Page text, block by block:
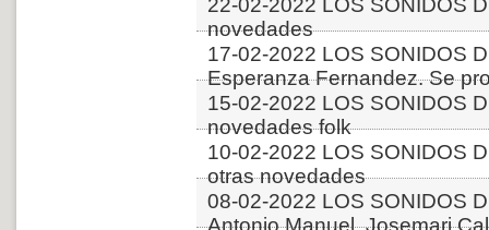
22-02-2022 LOS SONIDOS
novedades
17-02-2022 LOS SONIDOS
Esperanza Fernandez. Se
15-02-2022 LOS SONIDOS
novedades folk
10-02-2022 LOS SONIDOS
otras novedades
08-02-2022 LOS SONIDOS
Antonio Manuel, Josemari